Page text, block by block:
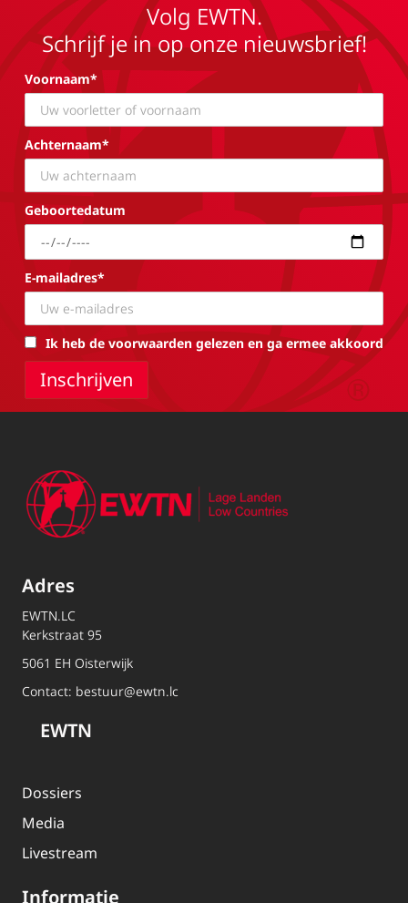
Volg EWTN.
Schrijf je in op onze nieuwsbrief!
Voornaam*
Achternaam*
Geboortedatum
E-mailadres*
Ik heb de voorwaarden gelezen en ga ermee akkoord
Adres
EWTN.LC
Kerkstraat 95
5061 EH Oisterwijk
Contact: bestuur@ewtn.lc
EWTN
Dossiers
Media
Livestream
Informatie